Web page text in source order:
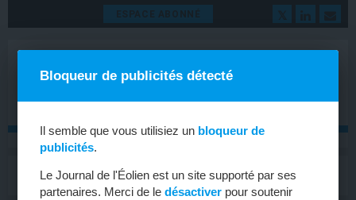
ESPACE ABONNÉ
MENU
Bloqueur de publicités détecté
Il semble que vous utilisiez un bloqueur de
publicités.
Le Journal de l'Éolien est un site supporté par ses
partenaires. Merci de ledésactiver pour soutenir